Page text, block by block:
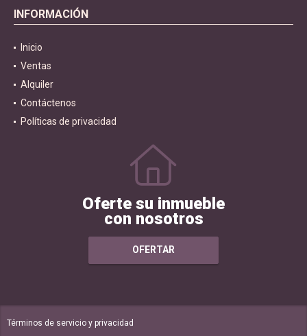
INFORMACIÓN
Inicio
Ventas
Alquiler
Contáctenos
Políticas de privacidad
Oferte su inmueble
con nosotros
OFERTAR
Términos de servicio y privacidad